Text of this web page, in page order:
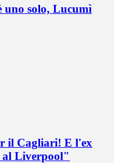
uno solo, Lucumì
il Cagliari! E l'ex
al Liverpool"